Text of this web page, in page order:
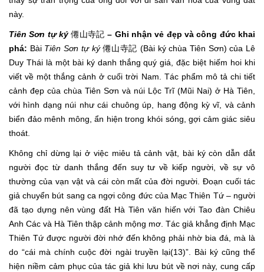
này.
Tiên Sơn tự ký僊山寺記– Ghi nhận vẻ đẹp và công đức khai
phá: Bài Tiên Sơn tự ký僊山寺記 (Bài ký chùa Tiên Sơn) của Lê
Duy Thái là một bài ký danh thắng quý giá, đặc biệt hiếm hoi khi
viết về một thắng cảnh ở cuối trời Nam. Tác phẩm mô tả chi tiết
cảnh đẹp của chùa Tiên Sơn và núi Lộc Trĩ (Mũi Nai) ở Hà Tiên,
với hình dạng núi như cái chuông úp, hang động kỳ vĩ, và cảnh
biển đảo mênh mông, ẩn hiện trong khói sóng, gợi cảm giác siêu
thoát.
Không chỉ dừng lại ở việc miêu tả cảnh vật, bài ký còn dẫn dắt
người đọc từ danh thắng đến suy tư về kiếp người, về sự vô
thường của vạn vật và cái còn mất của đời người. Đoạn cuối tác
giả chuyển bút sang ca ngợi công đức của Mạc Thiên Tứ – người
đã tạo dựng nên vùng đất Hà Tiên văn hiến với Tao đàn Chiêu
Anh Các và Hà Tiên thập cảnh mộng mơ. Tác giả khẳng định Mạc
Thiên Tứ được người đời nhớ đến không phải nhờ bia đá, mà là
do “cái mà chính cuộc đời ngài truyền lại(13)”. Bài ký cũng thể
hiện niềm cảm phục của tác giả khi lưu bút về nơi này, cung cấp